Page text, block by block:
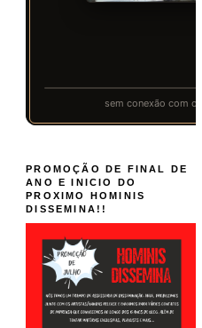
PROMOÇÃO DE FINAL DE
ANO E INICIO DO
PROXIMO HOMINIS
DISSEMINA!!